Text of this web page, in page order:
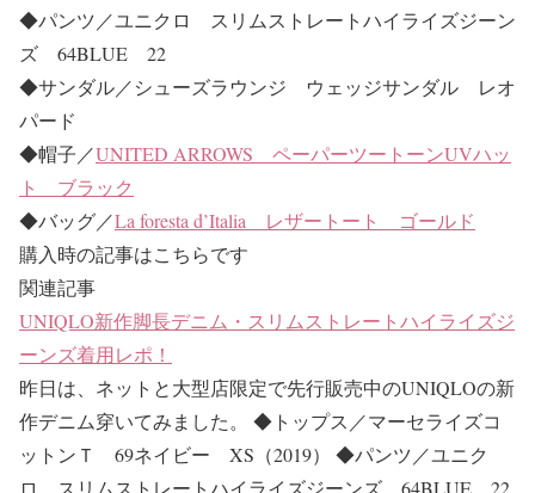
◆パンツ／ユニクロ スリムストレートハイライズジーン
ズ 64BLUE 22
◆サンダル／シューズラウンジ ウェッジサンダル レオ
パード
◆帽子／UNITED ARROWS ペーパーツートーンUVハッ
ト ブラック
◆バッグ／La foresta d’Italia レザートート ゴールド
購入時の記事はこちらです
関連記事
UNIQLO新作脚長デニム・スリムストレートハイライズジ
ーンズ着用レポ！
昨日は、ネットと大型店限定で先行販売中のUNIQLOの新
作デニム穿いてみました。 ◆トップス／マーセライズコ
ットンＴ 69ネイビー XS（2019） ◆パンツ／ユニク
ロ スリムストレートハイライズジーンズ 64BLUE 22